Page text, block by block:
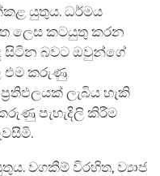
යුතුය. ධර්මය
ලෙස කටයුතු කරන
සිටින බවට ඔවුන්ගේ
එම කරුණු
ලැබිය හැකි
පැහැදිලි කිරීම
වගකීම් විරහිත, ව්‍යාජ